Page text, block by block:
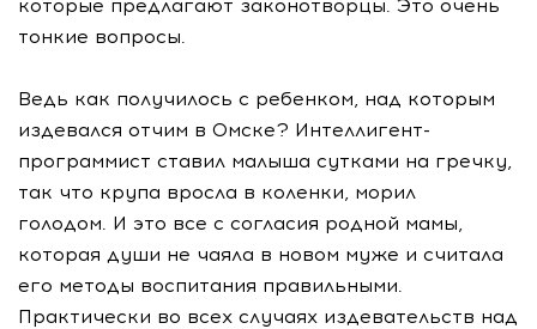
которые предлагают законотворцы. Это очень
тонкие вопросы.
Ведь как получилось с ребенком, над которым
издевался отчим в Омске? Интеллигент-
программист ставил малыша сутками на гречку,
так что крупа вросла в коленки, морил
голодом. И это все с согласия родной мамы,
которая души не чаяла в новом муже и считала
его методы воспитания правильными.
Практически во всех случаях издевательств над